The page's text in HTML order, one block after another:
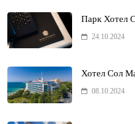
Парк Хотел
24.10.2024
Хотел Сол
08.10.2024